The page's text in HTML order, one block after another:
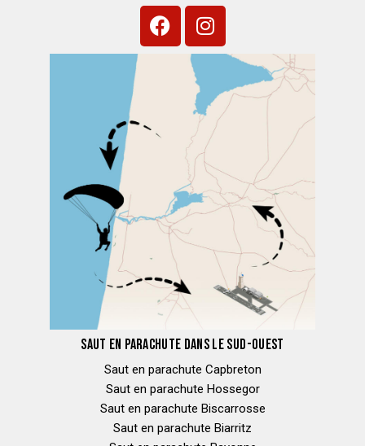
SAUT EN PARACHUTE DANS LE SUD-OUEST
Saut en parachute Capbreton
Saut en parachute Hossegor
Saut en parachute Biscarrosse
Saut en parachute Biarritz